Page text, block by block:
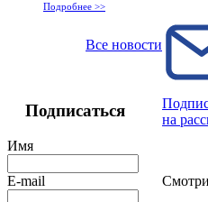
Подробнее >>
Все новости
Подписаться
Имя
E-mail
на